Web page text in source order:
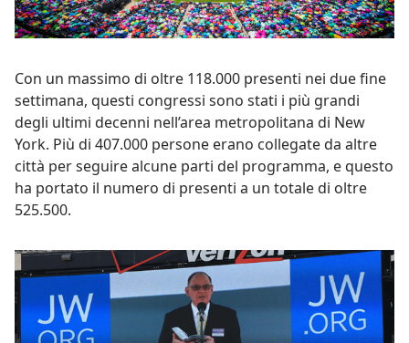
Con un massimo di oltre 118.000 presenti nei due fine
settimana, questi congressi sono stati i più grandi
degli ultimi decenni nell’area metropolitana di New
York. Più di 407.000 persone erano collegate da altre
città per seguire alcune parti del programma, e questo
ha portato il numero di presenti a un totale di oltre
525.500.